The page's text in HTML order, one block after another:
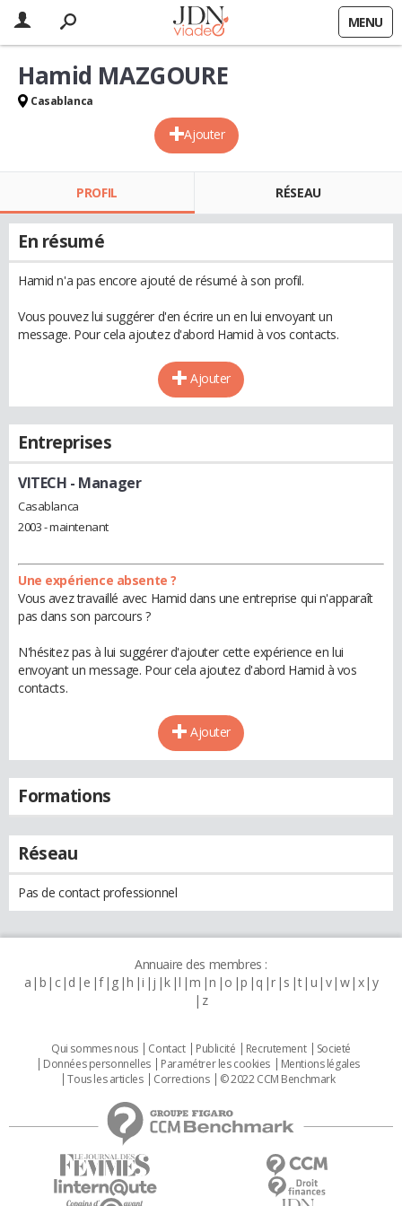
MENU
Ajouter
Hamid MAZGOURE
Casablanca
PROFIL RÉSEAU
En résumé
Hamid n'a pas encore ajouté de résumé à son profil.
Vous pouvez lui suggérer d'en écrire un en lui envoyant un
message. Pour cela ajoutez d'abord Hamid à vos contacts.
Ajouter
Entreprises
VITECH - Manager
Casablanca
2003 - maintenant
Une expérience absente ?
Vous avez travaillé avec Hamid dans une entreprise qui n'apparaît
pas dans son parcours ?
N'hésitez pas à lui suggérer d'ajouter cette expérience en lui
envoyant un message. Pour cela ajoutez d'abord Hamid à vos
contacts.
Ajouter
Formations
Réseau
Pas de contact professionnel
Annuaire des membres :
a b c d e f g h i j k l m n o p q r s t u v w x y
z
Qui sommes nous Contact Publicité Recrutement
Societé
Données personnelles
Paramétrer les cookies
Mentions légales
Tous les articles
Corrections © 2022 CCM Benchmark